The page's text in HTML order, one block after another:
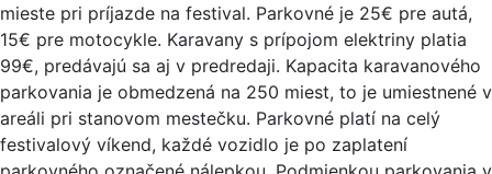
mieste pri príjazde na festival. Parkovné je 25€ pre autá,
15€ pre motocykle. Karavany s prípojom elektriny platia
99€, predávajú sa aj v predredaji. Kapacita karavanového
parkovania je obmedzená na 250 miest, to je umiestnené v
areáli pri stanovom mestečku. Parkovné platí na celý
festivalový víkend, každé vozidlo je po zaplatení